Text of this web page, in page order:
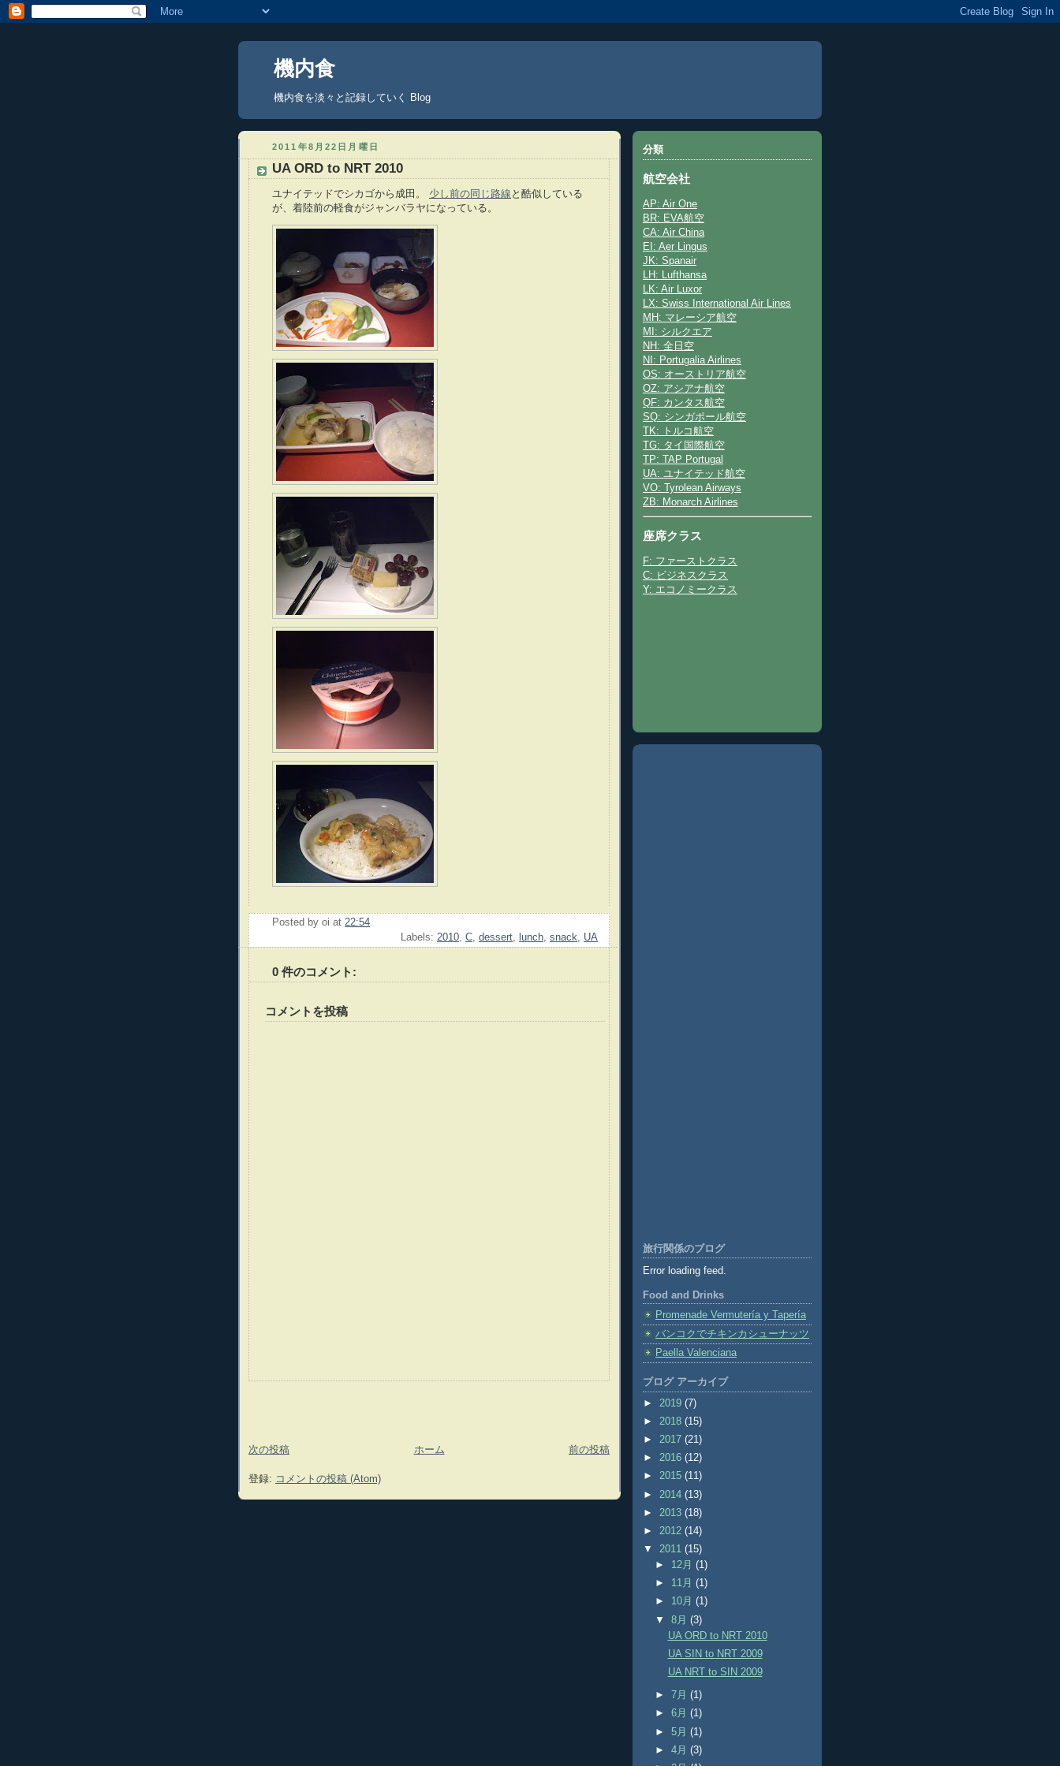
機内食
機内食を淡々と記録していく Blog
2011年8月22日月曜日
UA ORD to NRT 2010
ユナイテッドでシカゴから成田。 少し前の同じ路線 と酷似している
が、着陸前の軽食がジャンバラヤになっている。
Posted by oi at 22:54
Labels: 2010, C, dessert, lunch, snack, UA
0 件のコメント:
コメントを投稿
次の投稿 前の投稿
ホーム
登録: コメントの投稿 (Atom)
分類
航空会社
AP: Air One
BR: EVA航空
CA: Air China
EI: Aer Lingus
JK: Spanair
LH: Lufthansa
LK: Air Luxor
LX: Swiss International Air Lines
MH: マレーシア航空
MI: シルクエア
NH: 全日空
NI: Portugalia Airlines
OS: オーストリア航空
OZ: アシアナ航空
QF: カンタス航空
SQ: シンガポール航空
TK: トルコ航空
TG: タイ国際航空
TP: TAP Portugal
UA: ユナイテッド航空
VO: Tyrolean Airways
ZB: Monarch Airlines
座席クラス
F: ファーストクラス
C: ビジネスクラス
Y: エコノミークラス
旅行関係のブログ
Error loading feed.
Food and Drinks
Promenade Vermutería y Tapería
バンコクでチキンカシューナッツ
Paella Valenciana
ブログ アーカイブ
► 2019 (7)
► 2018 (15)
► 2017 (21)
► 2016 (12)
► 2015 (11)
► 2014 (13)
► 2013 (18)
► 2012 (14)
▼ 2011 (15)
► 12月(1)
► 11月(1)
► 10月(1)
▼8月(3)
UA ORD to NRT 2010
UA SIN to NRT 2009
UA NRT to SIN 2009
► 7月(1)
►6月(1)
►5月(1)
►4月(3)